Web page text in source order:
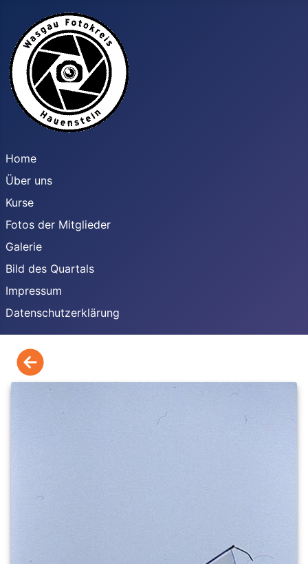
Home
Über uns
Kurse
Fotos der Mitglieder
Galerie
Bild des Quartals
Impressum
Datenschutzerklärung